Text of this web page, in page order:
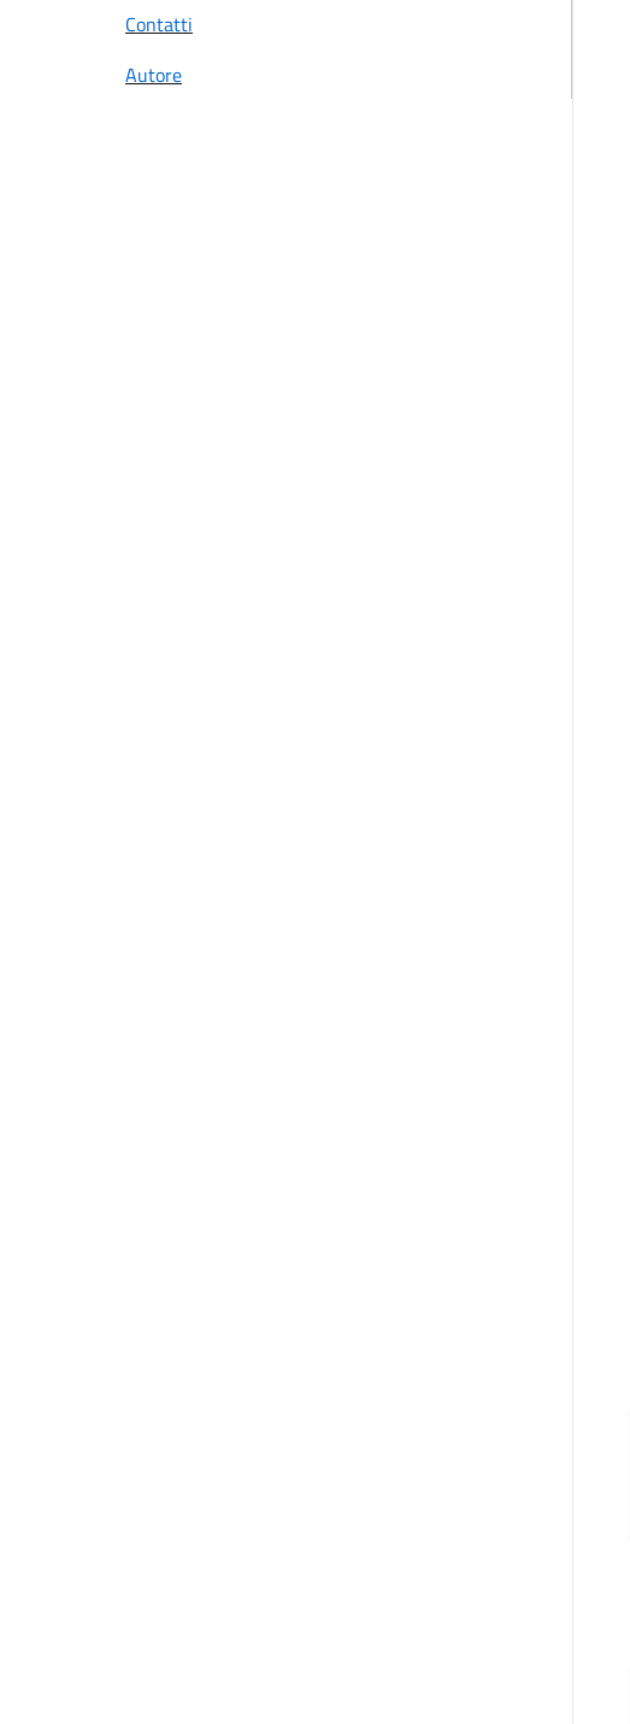
Contatti
Autore